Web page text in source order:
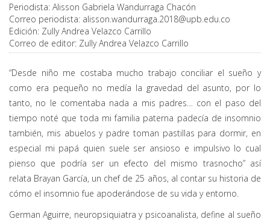
Periodista: Alisson Gabriela Wandurraga Chacón
Correo periodista: alisson.wandurraga.2018@upb.edu.co
Edición: Zully Andrea Velazco Carrillo
Correo de editor: Zully Andrea Velazco Carrillo
“Desde niño me costaba mucho trabajo conciliar el sueño y
como era pequeño no medía la gravedad del asunto, por lo
tanto, no le comentaba nada a mis padres… con el paso del
tiempo noté que toda mi familia paterna padecía de insomnio
también, mis abuelos y padre toman pastillas para dormir, en
especial mi papá quien suele ser ansioso e impulsivo lo cual
pienso que podría ser un efecto del mismo trasnocho” así
relata Brayan García, un chef de 25 años, al contar su historia de
cómo el insomnio fue apoderándose de su vida y entorno.
German Aguirre, neuropsiquiatra y psicoanalista, define al sueño